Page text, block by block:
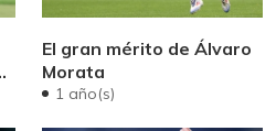
El gran mérito de Álvaro
Morata
1 año(s)